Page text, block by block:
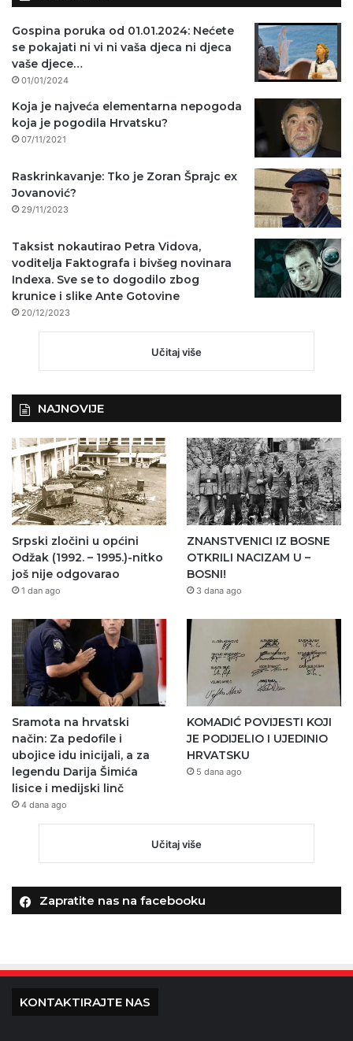
Gospina poruka od 01.01.2024: Nećete
se pokajati ni vi ni vaša djeca ni djeca
vaše djece…
01/01/2024
Koja je najveća elementarna nepogoda
koja je pogodila Hrvatsku?
07/11/2021
Raskrinkavanje: Tko je Zoran Šprajc ex
Jovanović?
29/11/2023
Taksist nokautirao Petra Vidova,
voditelja Faktografa i bivšeg novinara
Indexa. Sve se to dogodilo zbog
krunice i slike Ante Gotovine
20/12/2023
Učitaj više
NAJNOVIJE
Srpski zločini u općini
Odžak (1992. – 1995.)-nitko
još nije odgovarao
1 dan ago
ZNANSTVENICI IZ BOSNE
OTKRILI NACIZAM U –
BOSNI!
3 dana ago
Sramota na hrvatski
način: Za pedofile i
ubojice idu inicijali, a za
legendu Darija Šimića
lisice i medijski linč
4 dana ago
KOMADIĆ POVIJESTI KOJI
JE PODIJELIO I UJEDINIO
HRVATSKU
5 dana ago
Učitaj više
Zapratite nas na facebooku
KONTAKTIRAJTE NAS